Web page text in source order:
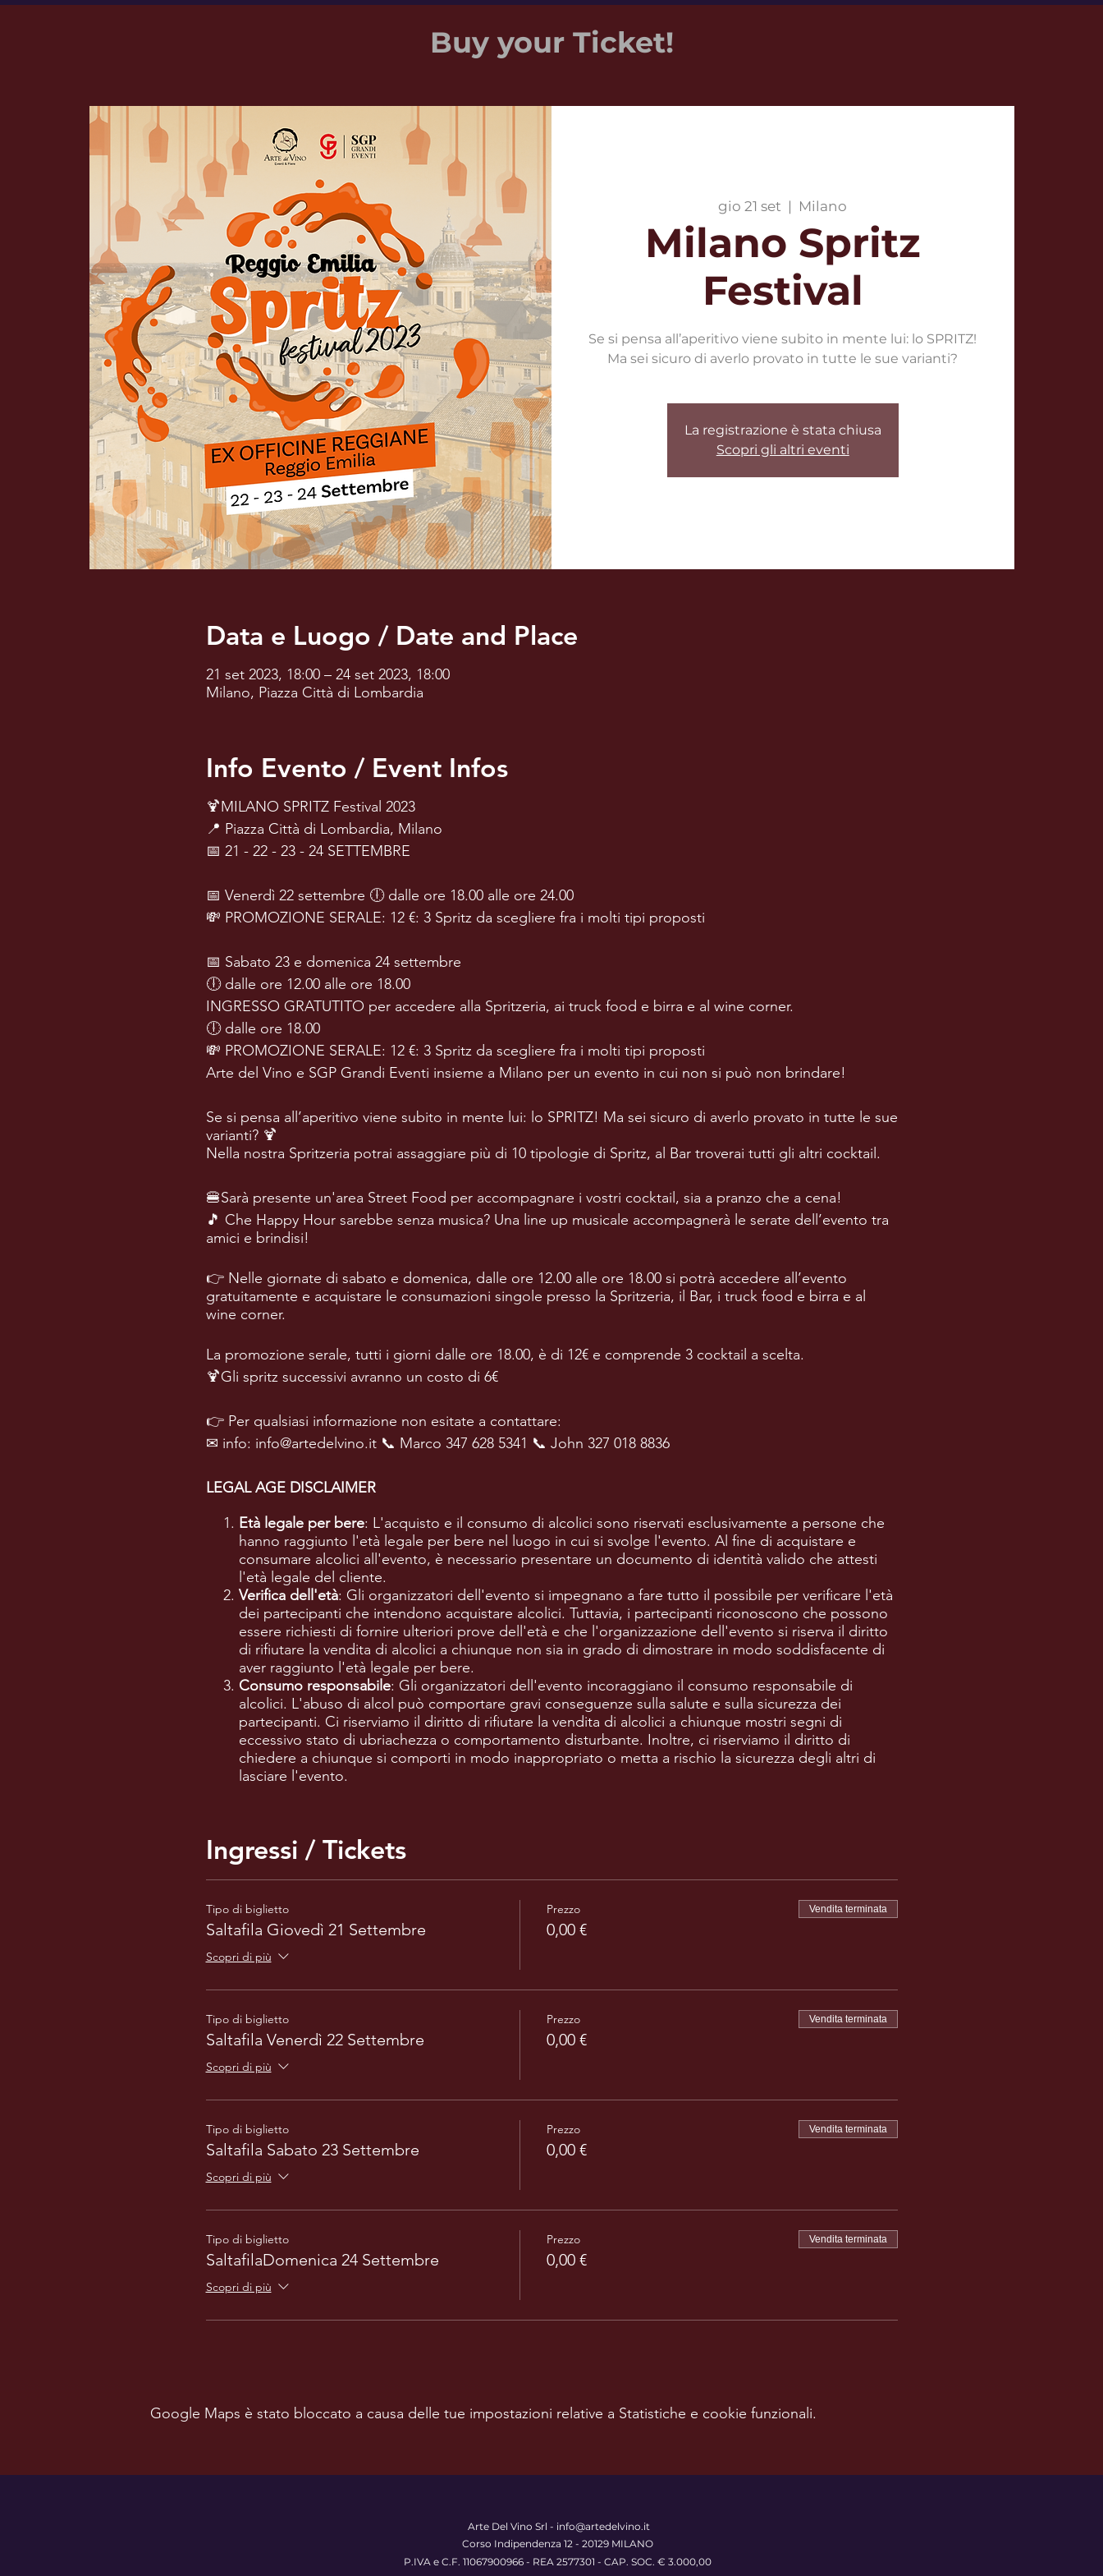
Buy your Ticket!
gio 21 set
  |
Milano
Milano Spritz
Festival
Se si pensa all’aperitivo viene subito in mente lui: lo SPRITZ!
Ma sei sicuro di averlo provato in tutte le sue varianti?
La registrazione è stata chiusa
Scopri gli altri eventi
Data e Luogo / Date and Place
21 set 2023, 18:00 – 24 set 2023, 18:00
Milano, Piazza Città di Lombardia
Info Evento / Event Infos
🍹MILANO SPRITZ Festival 2023
📍 Piazza Città di Lombardia, Milano
📅 21 - 22 - 23 - 24 SETTEMBRE
📅 Venerdì 22 settembre 🕕 dalle ore 18.00 alle ore 24.00
💸 PROMOZIONE SERALE: 12 €: 3 Spritz da scegliere fra i molti tipi proposti
📅 Sabato 23 e domenica 24 settembre
🕕 dalle ore 12.00 alle ore 18.00
INGRESSO GRATUTITO per accedere alla Spritzeria, ai truck food e birra e al wine corner.
🕕 dalle ore 18.00
💸 PROMOZIONE SERALE: 12 €: 3 Spritz da scegliere fra i molti tipi proposti
Arte del Vino e SGP Grandi Eventi insieme a Milano per un evento in cui non si può non brindare!
Se si pensa all’aperitivo viene subito in mente lui: lo SPRITZ! Ma sei sicuro di averlo provato in tutte le sue
varianti? 🍹
Nella nostra Spritzeria potrai assaggiare più di 10 tipologie di Spritz, al Bar troverai tutti gli altri cocktail.
🍔Sarà presente un'area Street Food per accompagnare i vostri cocktail, sia a pranzo che a cena!
🎵 Che Happy Hour sarebbe senza musica? Una line up musicale accompagnerà le serate dell’evento tra
amici e brindisi!
👉 Nelle giornate di sabato e domenica, dalle ore 12.00 alle ore 18.00 si potrà accedere all’evento
gratuitamente e acquistare le consumazioni singole presso la Spritzeria, il Bar, i truck food e birra e al
wine corner.
La promozione serale, tutti i giorni dalle ore 18.00, è di 12€ e comprende 3 cocktail a scelta.
🍹Gli spritz successivi avranno un costo di 6€
👉 Per qualsiasi informazione non esitate a contattare:
✉ info: info@artedelvino.it 📞 Marco 347 628 5341 📞 John 327 018 8836
LEGAL AGE DISCLAIMER
Età legale per bere: L'acquisto e il consumo di alcolici sono riservati esclusivamente a persone che
hanno raggiunto l'età legale per bere nel luogo in cui si svolge l'evento. Al fine di acquistare e
consumare alcolici all'evento, è necessario presentare un documento di identità valido che attesti
l'età legale del cliente.
Verifica dell'età: Gli organizzatori dell'evento si impegnano a fare tutto il possibile per verificare l'età
dei partecipanti che intendono acquistare alcolici. Tuttavia, i partecipanti riconoscono che possono
essere richiesti di fornire ulteriori prove dell'età e che l'organizzazione dell'evento si riserva il diritto
di rifiutare la vendita di alcolici a chiunque non sia in grado di dimostrare in modo soddisfacente di
aver raggiunto l'età legale per bere.
Consumo responsabile: Gli organizzatori dell'evento incoraggiano il consumo responsabile di
alcolici. L'abuso di alcol può comportare gravi conseguenze sulla salute e sulla sicurezza dei
partecipanti. Ci riserviamo il diritto di rifiutare la vendita di alcolici a chiunque mostri segni di
eccessivo stato di ubriachezza o comportamento disturbante. Inoltre, ci riserviamo il diritto di
chiedere a chiunque si comporti in modo inappropriato o metta a rischio la sicurezza degli altri di
lasciare l'evento.
Ingressi / Tickets
Tipo di biglietto
Saltafila Giovedì 21 Settembre
Scopri di più
Prezzo
0,00 €
Vendita terminata
Tipo di biglietto
Saltafila Venerdì 22 Settembre
Scopri di più
Prezzo
0,00 €
Vendita terminata
Tipo di biglietto
Saltafila Sabato 23 Settembre
Scopri di più
Prezzo
0,00 €
Vendita terminata
Tipo di biglietto
SaltafilaDomenica 24 Settembre
Scopri di più
Prezzo
0,00 €
Vendita terminata
Google Maps è stato bloccato a causa delle tue impostazioni relative a Statistiche e cookie funzionali.
Arte Del Vino Srl - info@artedelvino.it
Corso Indipendenza 12 - 20129 MILANO
P.IVA e C.F. 11067900966 - REA 2577301 - CAP. SOC. € 3.000,00